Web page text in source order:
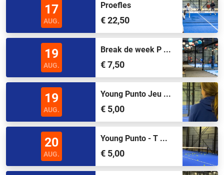
17
AUG.
Proefles
€ 22,50
19
AUG.
Break de week P ...
€ 7,50
19
AUG.
Young Punto Jeu ...
€ 5,00
20
AUG.
Young Punto - T ...
€ 5,00